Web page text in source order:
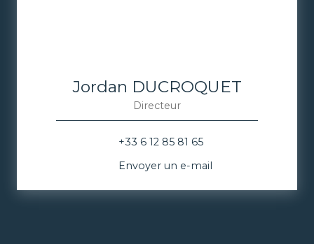
Jordan DUCROQUET
Directeur
+33 6 12 85 81 65
Envoyer un e-mail